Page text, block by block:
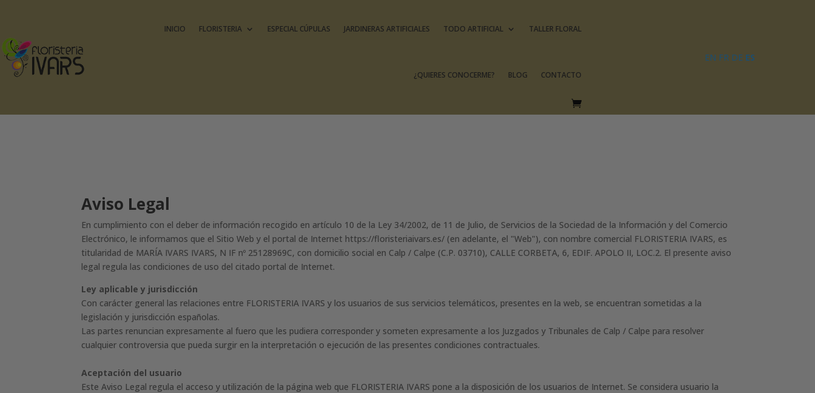
INICIO FLORISTERIA ESPECIAL CÚPULAS JARDINERAS ARTIFICIALES TODO ARTIFICIAL TALLER FLORAL
¿QUIERES CONOCERME? BLOG CONTACTO
EN FR DE ES
Aviso Legal
En cumplimiento con el deber de información recogido en artículo 10 de la Ley 34/2002, de 11 de Julio, de Servicios de la Sociedad de la Información y del Comercio
Electrónico, le informamos que el Sitio Web y el portal de Internet https://floristeriaivars.es/ (en adelante, el "Web"), con nombre comercial FLORISTERIA IVARS, es
titularidad de MARÍA IVARS IVARS, N IF nº 25128969C, con domicilio social en Calp / Calpe (C.P. 03710), CALLE CORBETA, 6, EDIF. APOLO II, LOC.2. El presente aviso
legal regula las condiciones de uso del citado portal de Internet.
Ley aplicable y jurisdicción
Con carácter general las relaciones entre FLORISTERIA IVARS y los usuarios de sus servicios telemáticos, presentes en la web, se encuentran sometidas a la
legislación y jurisdicción españolas.
Las partes renuncian expresamente al fuero que les pudiera corresponder y someten expresamente a los Juzgados y Tribunales de Calp / Calpe para resolver
cualquier controversia que pueda surgir en la interpretación o ejecución de las presentes condiciones contractuales.
Aceptación del usuario
Este Aviso Legal regula el acceso y utilización de la página web que FLORISTERIA IVARS pone a la disposición de los usuarios de Internet. Se considera usuario la